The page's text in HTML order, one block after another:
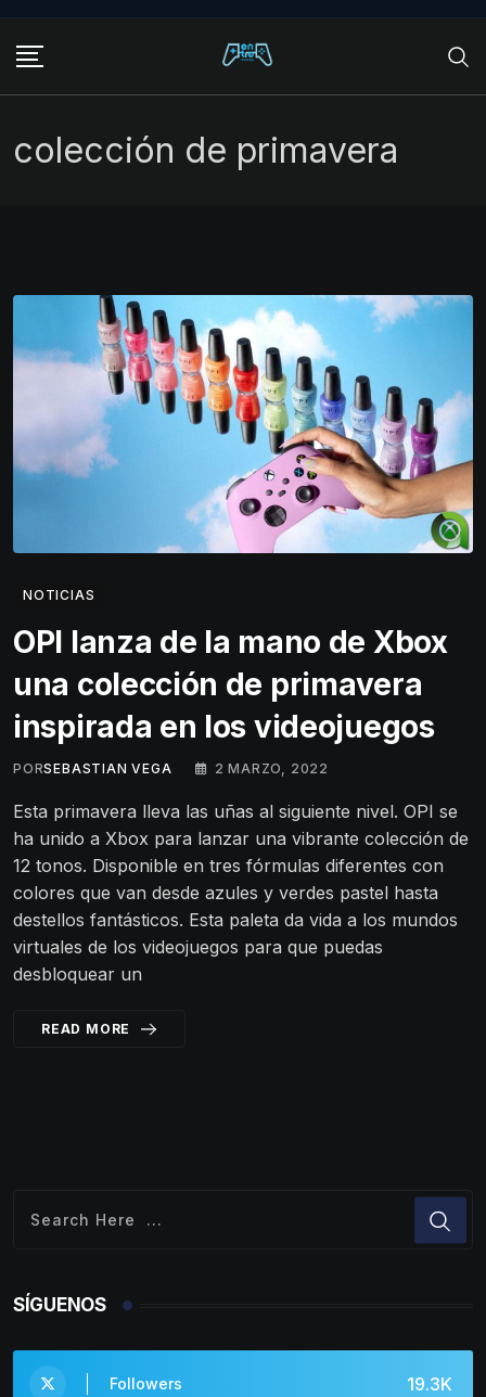
content
colección de primavera
NOTICIAS
OPI lanza de la mano de Xbox
una colección de primavera
inspirada en los videojuegos
PORSEBASTIAN VEGA 2 MARZO, 2022
Esta primavera lleva las uñas al siguiente nivel. OPI se
ha unido a Xbox para lanzar una vibrante colección de
12 tonos. Disponible en tres fórmulas diferentes con
colores que van desde azules y verdes pastel hasta
destellos fantásticos. Esta paleta da vida a los mundos
virtuales de los videojuegos para que puedas
desbloquear un
READ MORE
SÍGUENOS
19.3K
Followers